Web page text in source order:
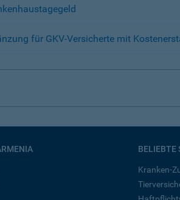
für GKV-Versicherte mit
BELIEBTE
Kranken-